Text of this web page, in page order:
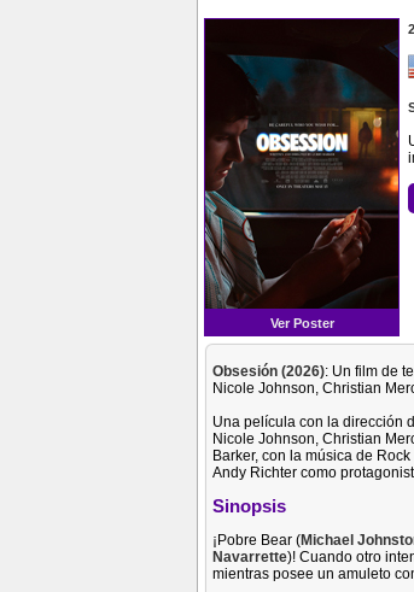
Ver Poster
Obsesión (2026): Un film de
Nicole Johnson, Christian
Una película con la dirección
Nicole Johnson, Christian
Barker, con la música de
Andy Richter como
Sinopsis
¡Pobre Bear (Michael
Navarrette)! Cuando otro
mientras posee un amuleto